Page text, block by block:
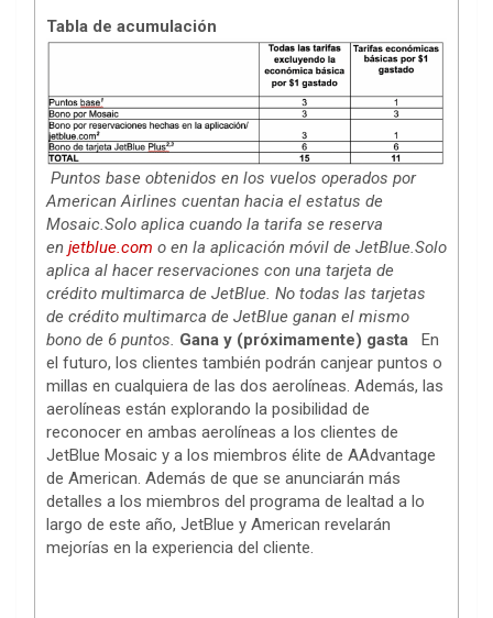
Tabla de acumulación
Puntos base obtenidos en los vuelos operados por
American Airlines cuentan hacia el estatus de
Mosaic.Solo aplica cuando la tarifa se reserva
en jetblue.com o en la aplicación móvil de JetBlue.Solo
aplica al hacer reservaciones con una tarjeta de
crédito multimarca de JetBlue. No todas las tarjetas
de crédito multimarca de JetBlue ganan el mismo
bono de 6 puntos. Gana y (próximamente) gasta
En
el futuro, los clientes también podrán canjear puntos o
millas en cualquiera de las dos aerolíneas. Además, las
aerolíneas están explorando la posibilidad de
reconocer en ambas aerolíneas a los clientes de
JetBlue Mosaic y a los miembros élite de AAdvantage
de American. Además de que se anunciarán más
detalles a los miembros del programa de lealtad a lo
largo de este año, JetBlue y American revelarán
mejorías en la experiencia del cliente.